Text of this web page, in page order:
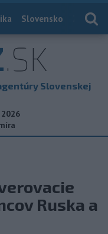
Slovensko
.SK
Slovenskej
Ruska a